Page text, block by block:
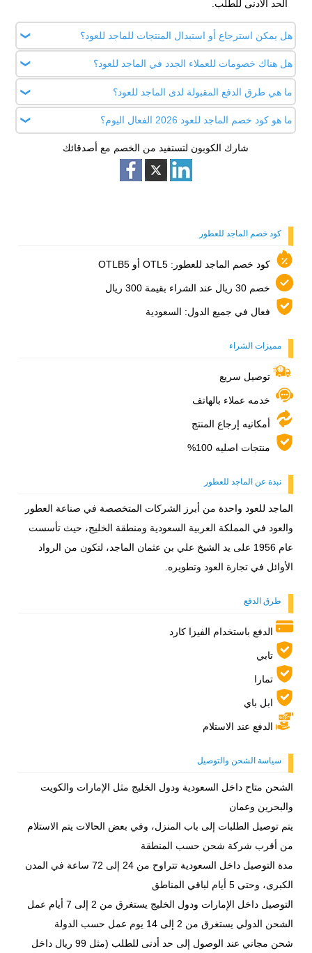
الحد الأدنى للطلب.
هل يمكن استرجاع أو استبدال المنتجات للماجد للعود؟
نعم، يمكن إرجاع المنتجات خلال 7 أيام من الاستلام بشرط أن
تكون غير مفتوحة وبحالتهـا الأصلية، مع تقديم الفاتورة. لا تشمل
الطلبات الدولية.
هل هناك خصومات للعملاء الجدد في الماجد للعود؟
نعم، يمكن للعملاء الجدد استخدام كود خصم أول طلب للحصول
على تخفيض يصل حتى 10% على العطور المختارة.
ما هي طرق الدفع المقبولة لدى الماجد للعود؟
Apple Pay، الدفع عند الاستلام (Cash on Delivery)، الدفع
الإلكتروني من خلال التطبيق أو الموقع
ما هو كود خصم الماجد للعود 2026 الفعال اليوم؟
يشمل العطور والعود والبخور والزيوت العطرية ومعطرات الجو
شارك الكوبون لتستفيد من الخصم مع أصدقائك
كود خصم الماجد للعطور
كود خصم الماجد للعطور: OTL5 أو OTLB5
خصم 30 ريال عند الشراء بقيمة 300 ريال
فعال في جميع الدول: السعودية
مميزات الشراء
توصيل سريع
خدمه عملاء بالهاتف
أمكانيه إرجاع المنتج
منتجات اصليه 100%
نبذة عن الماجد للعطور
الماجد للعود واحدة من أبرز الشركات المتخصصة في صناعة العطور
والعود في المملكة العربية السعودية ومنطقة الخليج، حيث تأسست
عام 1956 على يد الشيخ علي بن عثمان الماجد، لتكون من الرواد
الأوائل في تجارة العود وتطويره.
طرق الدفع
الدفع باستخدام الفيزا كارد
تابي
تمارا
ابل باي
الدفع عند الاستلام
سياسة الشحن والتوصيل
الشحن متاح داخل السعودية ودول الخليج مثل الإمارات والكويت
والبحرين وعمان
يتم توصيل الطلبات إلى باب المنزل، وفي بعض الحالات يتم الاستلام
من أقرب شركة شحن حسب المنطقة
مدة التوصيل داخل السعودية تتراوح من 24 إلى 72 ساعة في المدن
الكبرى، وحتى 5 أيام لباقي المناطق
التوصيل داخل الإمارات ودول الخليج يستغرق من 2 إلى 7 أيام عمل
الشحن الدولي يستغرق من 2 إلى 14 يوم عمل حسب الدولة
شحن مجاني عند الوصول إلى حد أدنى للطلب (مثل 99 ريال داخل